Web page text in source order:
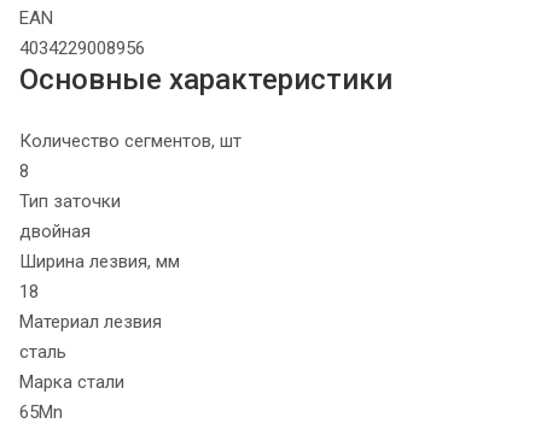
EAN
4034229008956
Основные характеристики
Количество сегментов, шт
8
Тип заточки
двойная
Ширина лезвия, мм
18
Материал лезвия
сталь
Марка стали
65Mn